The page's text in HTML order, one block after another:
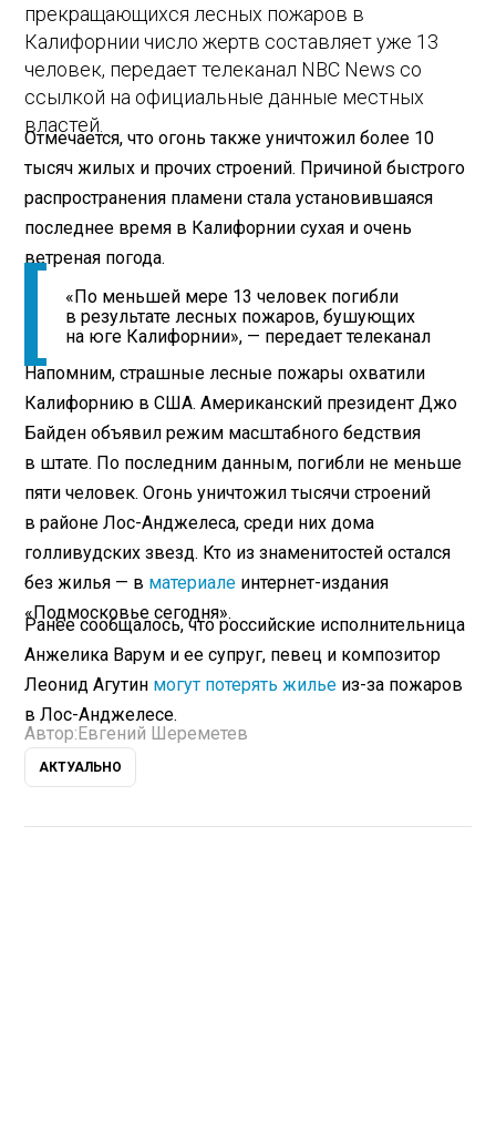
прекращающихся лесных пожаров в
Калифорнии число жертв составляет уже 13
человек, передает телеканал NBC News со
ссылкой на официальные данные местных
властей.
Отмечается, что огонь также уничтожил более 10
тысяч жилых и прочих строений. Причиной быстрого
распространения пламени стала установившаяся
последнее время в Калифорнии сухая и очень
ветреная погода.
«По меньшей мере 13 человек погибли
в результате лесных пожаров, бушующих
на юге Калифорнии», — передает телеканал
Напомним, страшные лесные пожары охватили
Калифорнию в США. Американский президент Джо
Байден объявил режим масштабного бедствия
в штате. По последним данным, погибли не меньше
пяти человек. Огонь уничтожил тысячи строений
в районе Лос-Анджелеса, среди них дома
голливудских звезд. Кто из знаменитостей остался
без жилья — в материале интернет-издания
«Подмосковье сегодня».
Ранее сообщалось, что российские исполнительница
Анжелика Варум и ее супруг, певец и композитор
Леонид Агутин могут потерять жилье из-за пожаров
в Лос-Анджелесе.
Автор:Евгений Шереметев
АКТУАЛЬНО